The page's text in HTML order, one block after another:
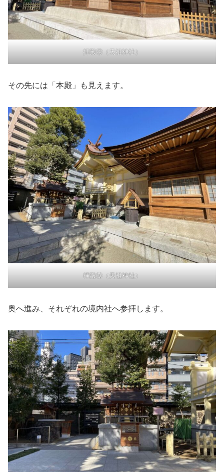
拝殿④（天祖神社）
その先には「本殿」も見えます。
拝殿⑤（天祖神社）
奥へ進み、それぞれの境内社へ参拝します。